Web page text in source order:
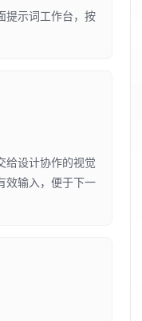
提示词工作台，按
给设计协作的视觉
效输入，便于下一